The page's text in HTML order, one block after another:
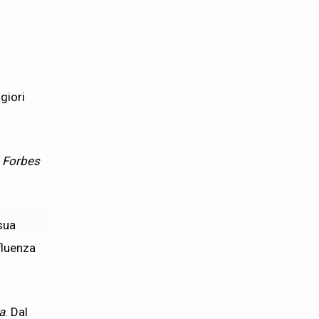
Forbes
. Dal